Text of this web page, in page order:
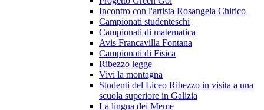
Incontro con l'artista Rosangela Chirico
Campionati studenteschi
Campionati di matematica
Avis Francavilla Fontana
Campionati di Fisica
Ribezzo legge
Vivi la montagna
Studenti del Liceo Ribezzo in visita a una
scuola superiore in Galizia
La lingua dei Meme